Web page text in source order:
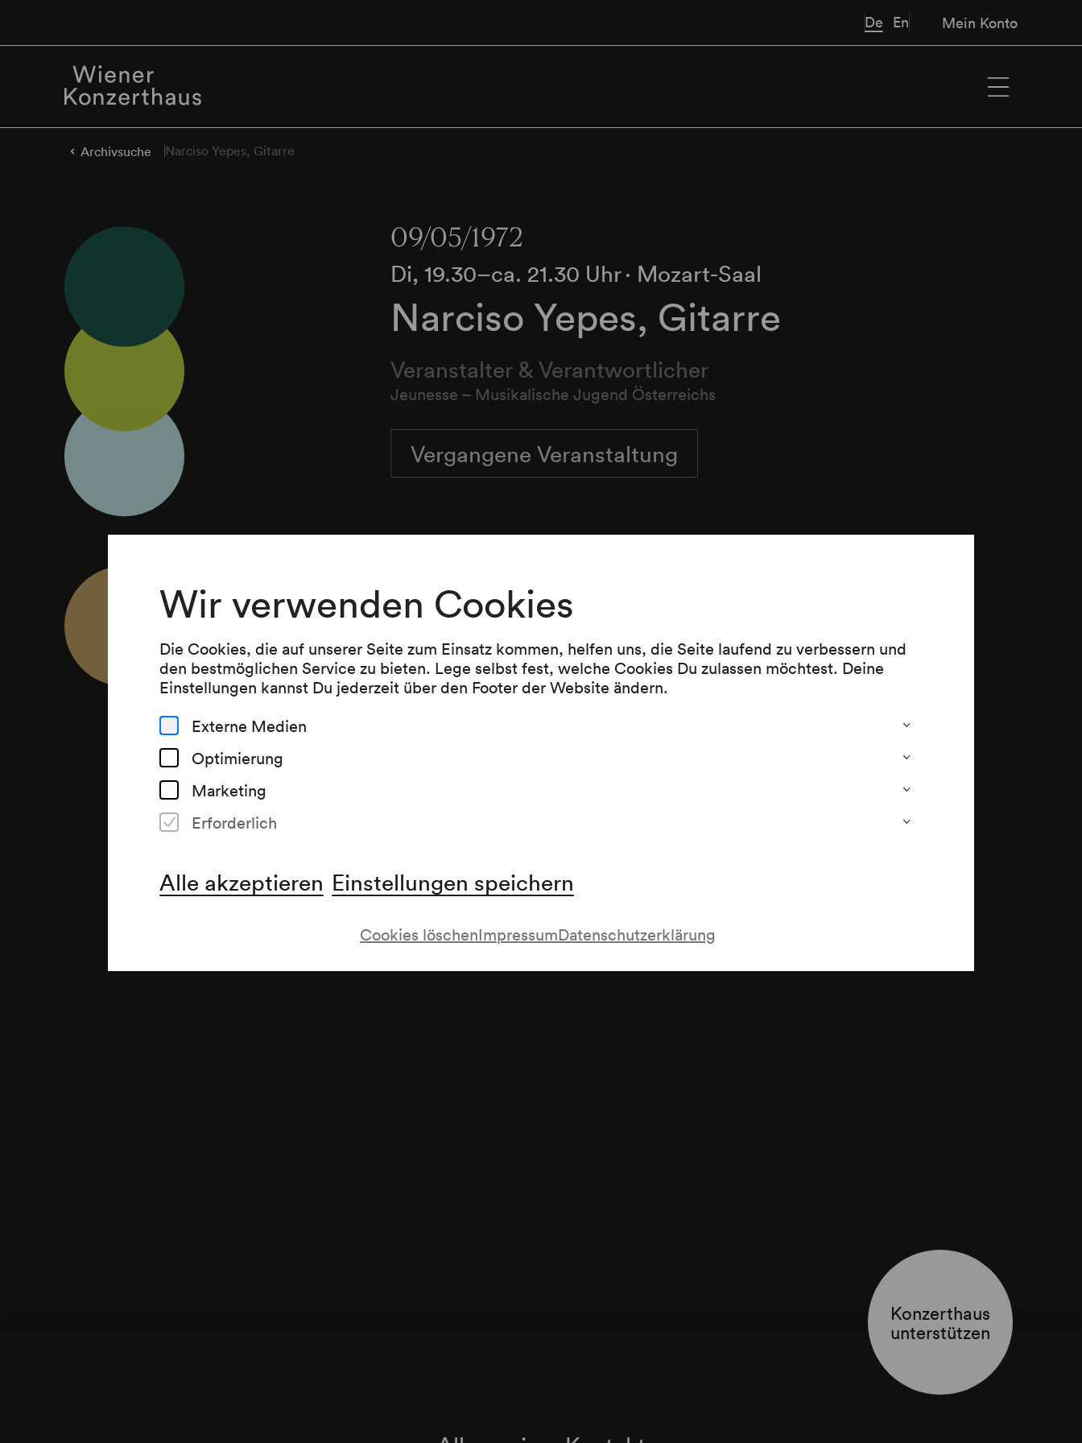
Wir verwenden Cookies
Die Cookies, die auf unserer Seite zum Einsatz kommen, helfen uns, die Seite laufend zu verbessern und
den bestmöglichen Service zu bieten. Lege selbst fest, welche Cookies Du zulassen möchtest. Deine
Einstellungen kannst Du jederzeit über den Footer der Website ändern.
Externe Medien
Optimierung
Marketing
Erforderlich
Alle akzeptieren Einstellungen speichern
Cookies löschenImpressumDatenschutzerklärung
De En Mein Konto
Archivsuche Narciso Yepes, Gitarre
09/05/1972
Di, 19.30–ca. 21.30 Uhr∙ Mozart-Saal
Narciso Yepes, Gitarre
Veranstalter & Verantwortlicher
Jeunesse – Musikalische Jugend Österreichs
Vergangene Veranstaltung
Anmerkung
Konzerthaus
unterstützen